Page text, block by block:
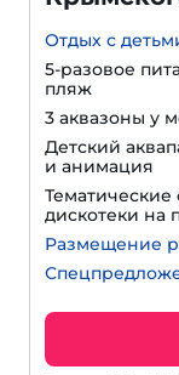
Отдых с
5-разовое
пляж
3 аквазоны у
Детский
и анимация
дискотеки на
Размещение